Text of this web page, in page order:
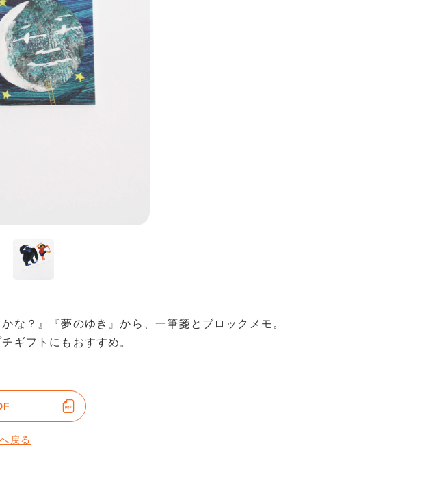
な？』『夢のゆき』から、一筆箋とブロックメモ。
ギフトにもおすすめ。
戻る